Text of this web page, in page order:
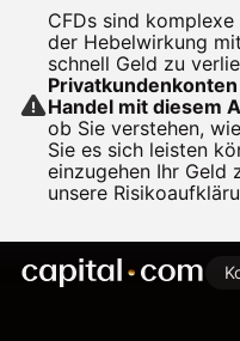
CFDs sind
der Hebelwirkung
schnell Geld zu
Handel mit diesem
ob Sie verstehen,
Sie es sich leisten
einzugehen Ihr Geld
unsere